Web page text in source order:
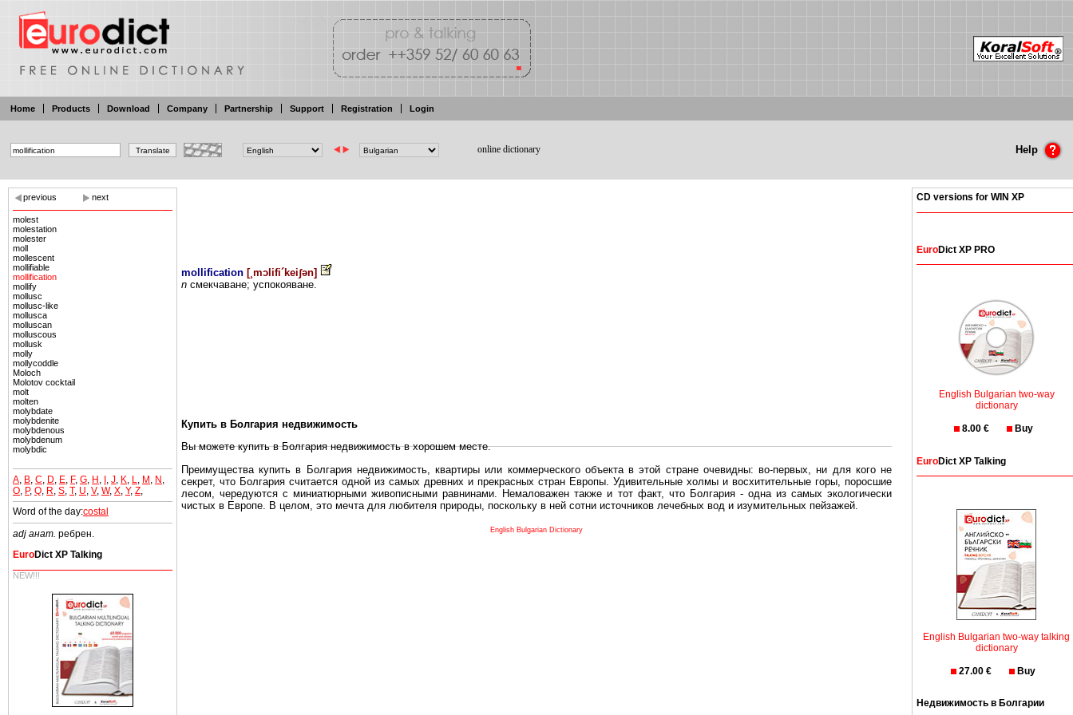
Home Products Download Company Partnership Support Registration Login
online dictionary Help
previous next
molest
molestation
molester
moll
mollescent
mollifiable
mollification
mollify
mollusc
mollusc-like
mollusca
molluscan
molluscous
mollusk
molly
mollycoddle
Moloch
Molotov cocktail
molt
molten
molybdate
molybdenite
molybdenous
molybdenum
molybdic
A B C D E F, G H I J K L M N
O P, Q R S T, U V, W, X Y, Z
Word of the day:costal
adj анат. ребрен.
EuroDict XP Talking
NEW!!!
mollification [¸mɔlifi´keiʃən]
n смекчаване; успокояване.
Купить в Болгария недвижимость
Вы можете купить в Болгария недвижимость в хорошем месте.
Преимущества купить в Болгария недвижимость, квартиры или коммерческого объекта в этой стране очевидны: во-первых, ни для кого не
секрет, что Болгария считается одной из самых древних и прекрасных стран Европы. Удивительные холмы и восхитительные горы, поросшие
лесом, чередуются с миниатюрными живописными равнинами. Немаловажен также и тот факт, что Болгария - одна из самых экологически
чистых в Европе. В целом, это мечта для любителя природы, поскольку в ней сотни источников лечебных вод и изумительных пейзажей.
Еще одно существенное преимущество в плане купить в Болгария недвижимость заключено в том, что Болгария безопасная страна - в ней
English Bulgarian Dictionary
CD versions for WIN XP
EuroDict XP PRO
English Bulgarian two-way
dictionary
8.00 € Buy
EuroDict XP Talking
English Bulgarian two-way talking
dictionary
27.00 € Buy
Недвижимость в Болгарии